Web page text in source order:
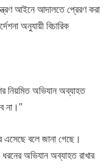
আইনে আদালতে প্রেরণ করা
অনুযায়ী বিচারিক
নিয়মিত অভিযান অব্যাহত
না।”
এসেছে বলে জানা গেছে।
অভিযান অব্যাহত রাখার